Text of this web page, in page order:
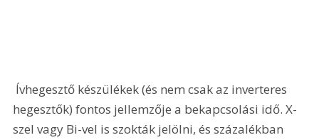
hegesztők) fontos jellemzője a bekapcsolási idő. X-
szel vagy Bi-vel is szokták jelölni, és százalékban